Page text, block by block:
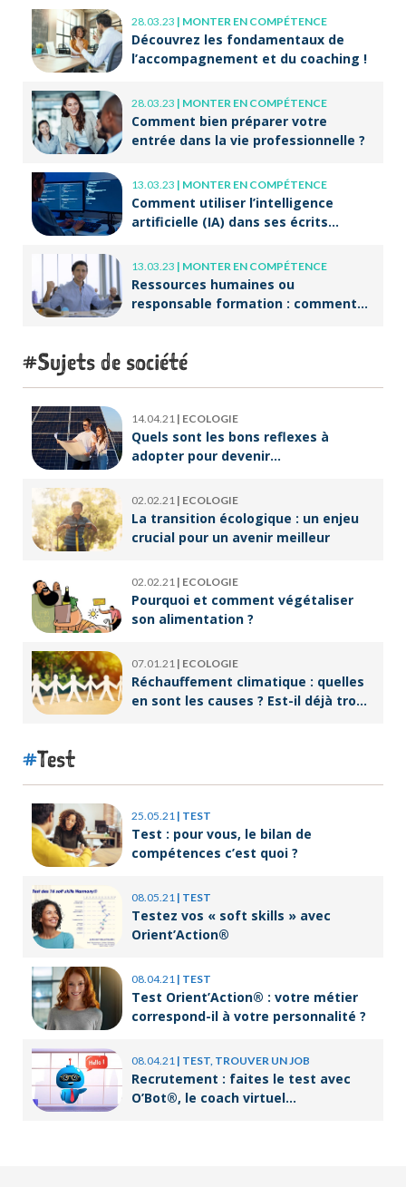
28.03.23 | MONTER EN COMPÉTENCE
Découvrez les fondamentaux de
l’accompagnement et du coaching !
28.03.23 | MONTER EN COMPÉTENCE
Comment bien préparer votre
entrée dans la vie professionnelle ?
13.03.23 | MONTER EN COMPÉTENCE
Comment utiliser l’intelligence
artificielle (IA) dans ses écrits
13.03.23 | MONTER EN COMPÉTENCE
Ressources humaines ou
responsable formation : comment
Sujets de société
14.04.21 | ECOLOGIE
Quels sont les bons reflexes à
adopter pour devenir
02.02.21 | ECOLOGIE
La transition écologique : un enjeu
crucial pour un avenir meilleur
02.02.21 | ECOLOGIE
Pourquoi et comment végétaliser
son alimentation ?
07.01.21 | ECOLOGIE
Réchauffement climatique : quelles
en sont les causes ? Est-il déjà trop
Test
25.05.21 | TEST
Test : pour vous, le bilan de
compétences c’est quoi ?
08.05.21 | TEST
Testez vos « soft skills » avec
Orient’Action®
08.04.21 | TEST
Test Orient’Action® : votre métier
correspond-il à votre personnalité ?
08.04.21 | TEST, TROUVER UN JOB
Recrutement : faites le test avec
O’Bot®, le coach virtuel